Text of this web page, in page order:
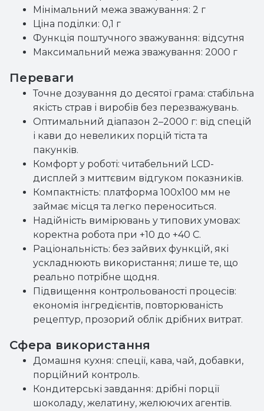
Мінімальний межа зважування: 2 г
Ціна поділки: 0,1 г
Функція поштучного зважування: відсутня
Максимальний межа зважування: 2000 г
Переваги
Точне дозування до десятої грама: стабільна
якість страв і виробів без перезважувань.
Оптимальний діапазон 2–2000 г: від спецій
і кави до невеликих порцій тіста та
пакунків.
Комфорт у роботі: читабельний LCD-
дисплей з миттєвим відгуком показників.
Компактність: платформа 100х100 мм не
займає місця та легко переноситься.
Надійність вимірювань у типових умовах:
коректна робота при +10 до +40 С.
Раціональність: без зайвих функцій, які
ускладнюють використання; лише те, що
реально потрібне щодня.
Підвищення контрольованості процесів:
економія інгредієнтів, повторюваність
рецептур, прозорий облік дрібних витрат.
Сфера використання
Домашня кухня: спеції, кава, чай, добавки,
порційний контроль.
Кондитерські завдання: дрібні порції
шоколаду, желатину, желюючих агентів.